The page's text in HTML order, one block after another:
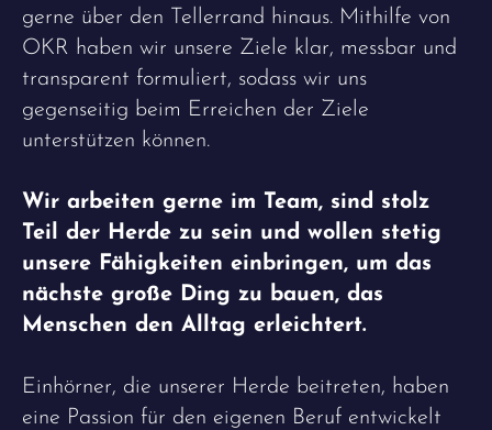
gerne über den Tellerrand hinaus. Mithilfe von
OKR haben wir unsere Ziele klar, messbar und
transparent formuliert, sodass wir uns
gegenseitig beim Erreichen der Ziele
unterstützen können.
Wir arbeiten gerne im Team, sind stolz
Teil der Herde zu sein und wollen stetig
unsere Fähigkeiten einbringen, um das
nächste große Ding zu bauen, das
Menschen den Alltag erleichtert.
Einhörner, die unserer Herde beitreten, haben
eine Passion für den eigenen Beruf entwickelt